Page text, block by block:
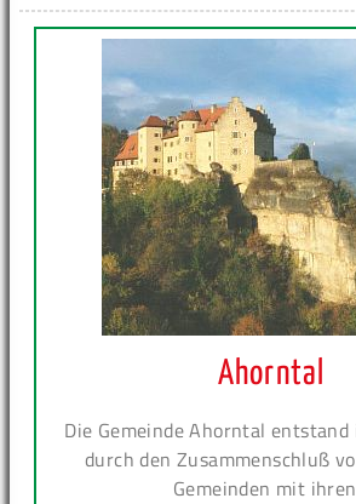
Ahorntal
Die Gemeinde Ahorntal entstand
durch den Zusammenschluß
Gemeinden mit